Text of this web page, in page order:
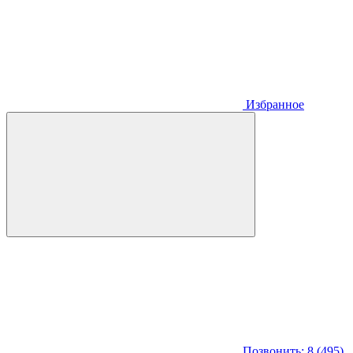
Избранное